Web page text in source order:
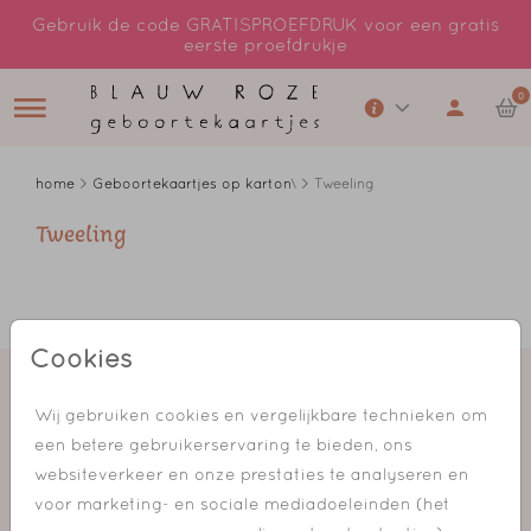
Gebruik de code GRATISPROEFDRUK voor een gratis
eerste proefdrukje
0
Cookies
Wij gebruiken cookies en vergelijkbare technieken om
een betere gebruikerservaring te bieden, ons
websiteverkeer en onze prestaties te analyseren en
voor marketing- en sociale mediadoeleinden (het
home > Geboortekaartjes op karton\ > Tweeling
Tweeling